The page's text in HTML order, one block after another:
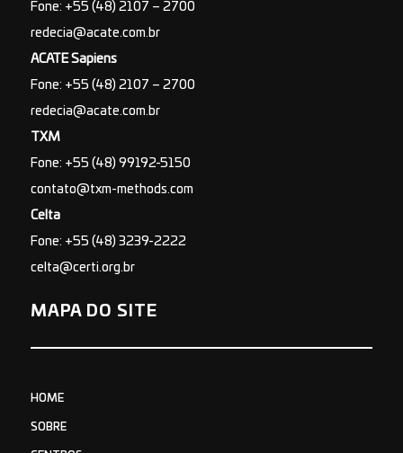
Fone: +55 (48) 2107 – 2700
redecia@acate.com.br
ACATE Sapiens
Fone: +55 (48) 2107 – 2700
redecia@acate.com.br
TXM
Fone: +55 (48) 99192-5150
contato@txm-methods.com
Celta
Fone: +55 (48) 3239-2222
celta@certi.org.br
MAPA DO SITE
HOME
SOBRE